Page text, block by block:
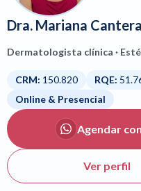
Dra. Mariana
Dermatologista clínica ·
CRM: 150.820 RQE:
Consulta
Online & Presencial
Agendar
Ver perfil